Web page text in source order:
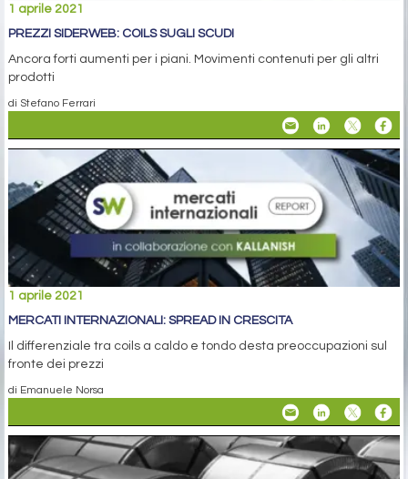
1 aprile 2021
PREZZI SIDERWEB: COILS SUGLI SCUDI
Ancora forti aumenti per i piani. Movimenti contenuti per gli altri
prodotti
di Stefano Ferrari
1 aprile 2021
MERCATI INTERNAZIONALI: SPREAD IN CRESCITA
Il differenziale tra coils a caldo e tondo desta preoccupazioni sul
fronte dei prezzi
di Emanuele Norsa